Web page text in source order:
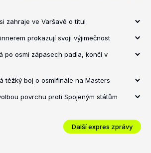
zahraje ve Varšavě o titul
prokazují svoji výjimečnost
po osmi zápasech padla, končí v
těžký boj o osmifinále na Masters
povrchu proti Spojeným státům
Další expres zprávy